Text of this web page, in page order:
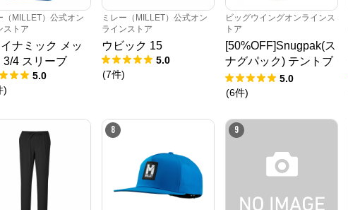
（MILLET）公式オン
ストア
ナミック メッ
3/4 スリーブ
5.0
)
ミレー（MILLET）公式オン
ラインストア
ウビック 15
5.0
(7件)
ビッグウイングオンラインス
トア
[50%OFF]Snugpak(ス
ナグパック) テントブ
ーツ
5.0
(6件)
8 9